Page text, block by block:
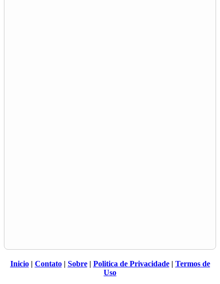
Inicio| Contato| Sobre| Politica de Privacidade| Termos de
Uso